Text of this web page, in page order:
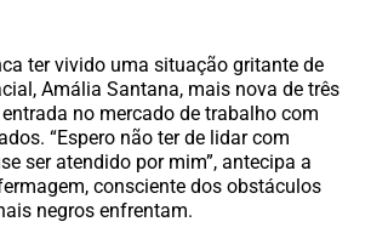
ter vivido uma situação gritante de
Amália Santana, mais nova de três
no mercado de trabalho com
“Espero não ter de lidar com
ser atendido por mim”, antecipa a
consciente dos obstáculos
negros enfrentam.